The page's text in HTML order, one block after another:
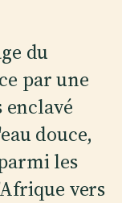
du
par une
enclavé
douce,
les
vers